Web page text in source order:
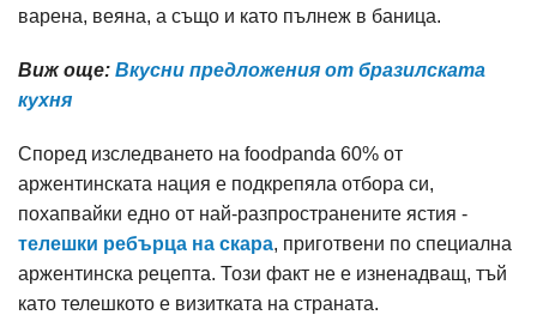
варена, веяна, а също и като пълнеж в баница.
Виж още: Вкусни предложения от бразилската
кухня
Според изследването на foodpanda 60% от
аржентинската нация е подкрепяла отбора си,
похапвайки едно от най-разпространените ястия -
телешки ребърца на скара, приготвени по специална
аржентинска рецепта. Този факт не е изненадващ, тъй
като телешкото е визитката на страната.